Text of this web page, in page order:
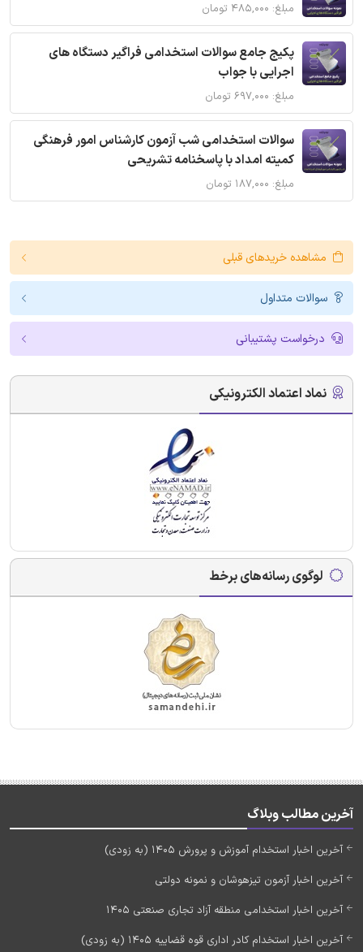
مبلغ: ۴۸۵,۰۰۰ تومان
پکیج جامع سوالات استخدامی فراگیر دستگاه های
اجرایی با جواب
مبلغ: ۶۹۷,۰۰۰ تومان
سوالات استخدامی شب آزمون کارشناس امور فرهنگی
کمیته امداد با پاسخنامه تشریحی
مبلغ: ۱۸۷,۰۰۰ تومان
مشاهده خریدهای قبلی
سوالات متداول
درخواست پشتیبانی
نماد اعتماد الکترونیکی
لوگوی رسانه‌های برخط
آخرین مطالب وبلاگ
آخرین اخبار استخدام آموزش و پرورش 1405 (به زودی)
آخرین اخبار آزمون تیزهوشان و نمونه دولتی
آخرین اخبار استخدامی منطقه آزاد تجاری صنعتی 1405
آخرین اخبار استخدام کادر اداری قوه قضاییه 1405 (به زودی)